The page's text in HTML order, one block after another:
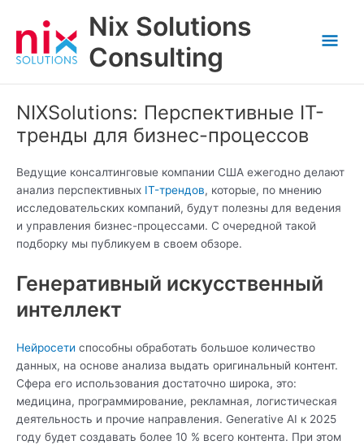
content
Nix Solutions
Consulting
NIXSolutions: Перспективные IT-
тренды для бизнес-процессов
Ведущие консалтинговые компании США ежегодно делают
анализ перспективных IT-трендов, которые, по мнению
исследовательских компаний, будут полезны для ведения
и управления бизнес-процессами. С очередной такой
подборку мы публикуем в своем обзоре.
Генеративный искусственный
интеллект
Нейросети способны обработать большое количество
данных, на основе анализа выдать оригинальный контент.
Сфера его использования достаточно широка, это:
медицина, программирование, рекламная, логистическая
деятельность и прочие направления. Generative AI к 2025
году будет создавать более 10 % всего контента. При этом